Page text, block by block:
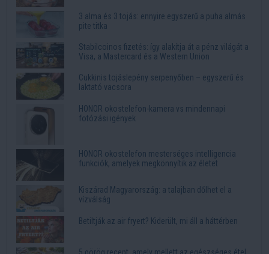
3 alma és 3 tojás: ennyire egyszerű a puha almás
pite titka
Stabilcoinos fizetés: így alakítja át a pénz világát a
Visa, a Mastercard és a Western Union
Cukkinis tojáslepény serpenyőben – egyszerű és
laktató vacsora
HONOR okostelefon-kamera vs mindennapi
fotózási igények
HONOR okostelefon mesterséges intelligencia
funkciók, amelyek megkönnyítik az életet
Kiszárad Magyarország: a talajban dőlhet el a
vízválság
Betiltják az air fryert? Kiderült, mi áll a háttérben